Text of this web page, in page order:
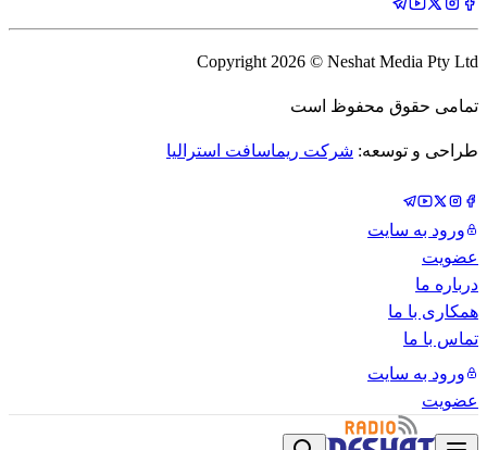
Copyright 2026 © Neshat Media Pty Ltd
تمامی حقوق محفوظ است
طراحی و توسعه: شرکت ریماسافت استرالیا
ورود به سایت
عضویت
درباره ما
همکاری با ما
تماس با ما
ورود به سایت
عضویت